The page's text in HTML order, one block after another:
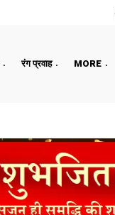
रंग प्रवाह MORE